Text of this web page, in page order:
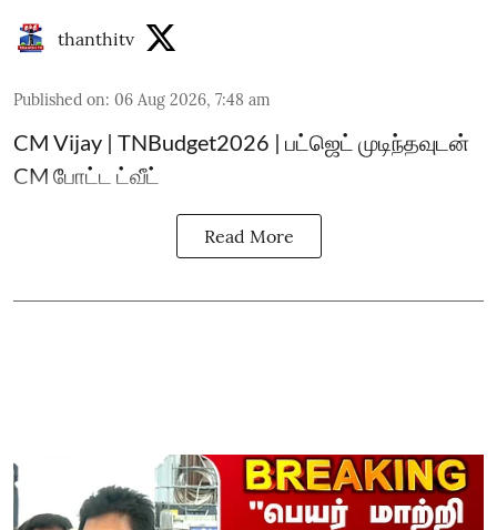
thanthitv
Published on: 06 Aug 2026, 7:48 am
CM Vijay | TNBudget2026 | பட்ஜெட் முடிந்தவுடன்
CM போட்ட ட்வீட்
Read More